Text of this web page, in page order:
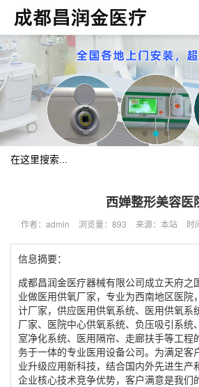
西婵整形美容医
作者：admin 浏览量：893 来源：本站 时
信息摘要：
成都昌润金医疗器械有限公司成立天府之
业做医用供氧厂家，专业为西南地区医院
计厂家，供应医用供氧系统、医用供氧系
厂家、医院中心供氧系统、负压吸引系统
室净化系统、医用隔帘、走廊扶手等工程
务于一体的专业医用设备公司。为满足客
业升级应用新科技，结合国内外先进生产
企业核心技术竞争优势，客户满意是我们